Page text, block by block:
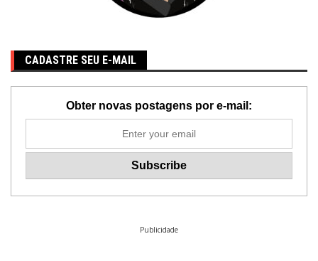
CADASTRE SEU E-MAIL
Obter novas postagens por e-mail:
Publicidade